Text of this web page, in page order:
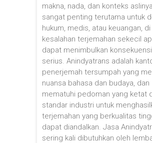
makna, nada, dan konteks
sangat penting terutama untuk
hukum, medis, atau keuangan, di
kesalahan terjemahan sekecil
dapat menimbulkan
serius. Anindyatrans adalah
penerjemah tersumpah yang
nuansa bahasa dan budaya, dan
mematuhi pedoman yang ketat
standar industri untuk
terjemahan yang berkualitas
dapat diandalkan. Jasa
sering kali dibutuhkan oleh